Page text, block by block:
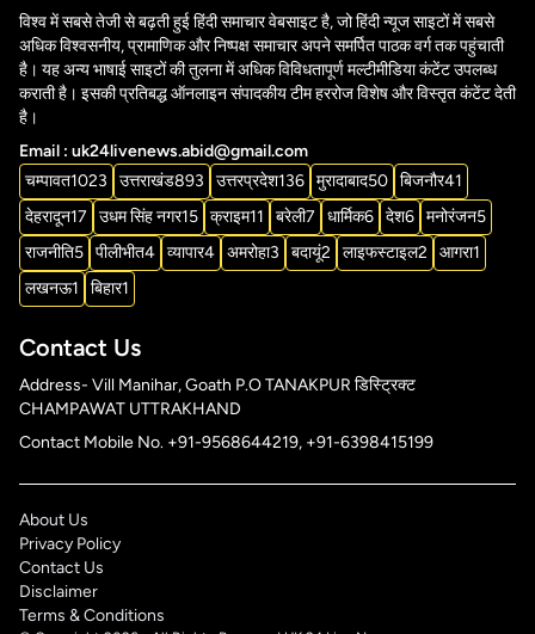
विश्व में सबसे तेजी से बढ़ती हुई हिंदी समाचार वेबसाइट है, जो हिंदी न्यूज साइटों में सबसे
अधिक विश्वसनीय, प्रामाणिक और निष्पक्ष समाचार अपने समर्पित पाठक वर्ग तक पहुंचाती
है। यह अन्य भाषाई साइटों की तुलना में अधिक विविधतापूर्ण मल्टीमीडिया कंटेंट उपलब्ध
कराती है। इसकी प्रतिबद्ध ऑनलाइन संपादकीय टीम हररोज विशेष और विस्तृत कंटेंट देती
है।
Email : uk24livenews.abid@gmail.com
चम्पावत1023 उत्तराखंड893 उत्तरप्रदेश136 मुरादाबाद50 बिजनौर41
देहरादून17 उधम सिंह नगर15 क्राइम11 बरेली7 धार्मिक6 देश6 मनोरंजन5
राजनीति5 पीलीभीत4 व्यापार4 अमरोहा3 बदायूं2 लाइफस्टाइल2 आगरा1
लखनऊ1 बिहार1
Contact Us
Address- Vill Manihar, Goath P.O TANAKPUR डिस्ट्रिक्ट
CHAMPAWAT UTTRAKHAND
Contact Mobile No. +91-9568644219, +91-6398415199
About Us
Privacy Policy
Contact Us
Disclaimer
Terms & Conditions